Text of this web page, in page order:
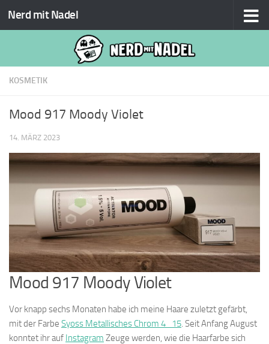
Zum Inhalt springen
Nerd mit Nadel
KOSMETIK
Mood 917 Moody Violet
14. MÄRZ 2023
Mood 917 Moody Violet
Vor knapp sechs Monaten habe ich meine Haare zuletzt gefärbt,
mit der Farbe Syoss Metallisches Chrom 4_15. Seit Anfang August
konntet ihr auf Instagram Zeuge werden, wie die Haarfarbe sich